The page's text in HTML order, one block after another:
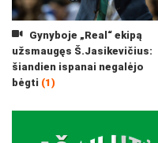
Gynyboje „Real“ ekipą
užsmaugęs Š.Jasikevičius:
šiandien ispanai negalėjo
bėgti (1)